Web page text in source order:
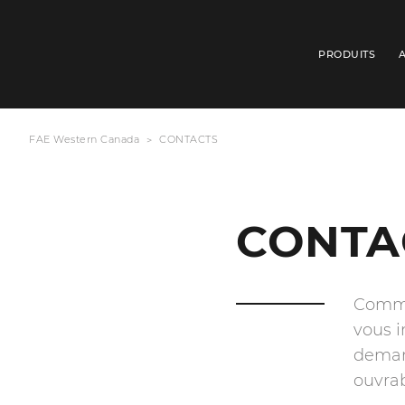
PRODUITS
FAE Western Canada CONTACTS
vous